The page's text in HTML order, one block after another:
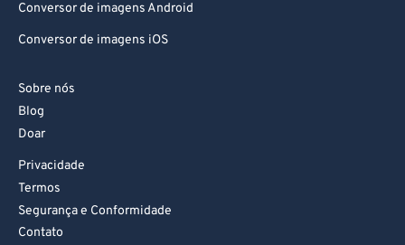
Conversor de imagens Android
Conversor de imagens iOS
Sobre nós
Blog
Doar
Privacidade
Termos
Segurança e Conformidade
Contato